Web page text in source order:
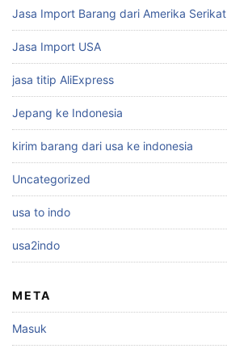
Jasa Import Barang dari Amerika Serikat
Jasa Import USA
jasa titip AliExpress
Jepang ke Indonesia
kirim barang dari usa ke indonesia
Uncategorized
usa to indo
usa2indo
META
Masuk